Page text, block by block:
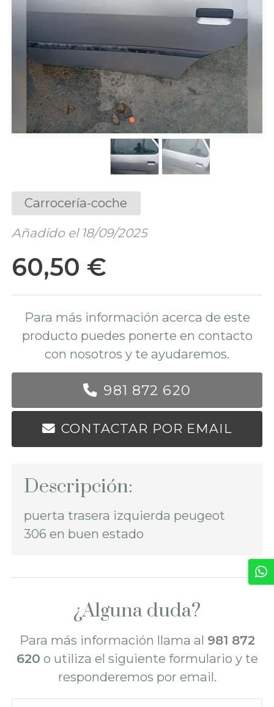
Carrocería-coche
Añadido el 18/09/2025
60,50 €
Para más información acerca de este
producto puedes ponerte en contacto
con nosotros y te ayudaremos.
981 872 620
CONTACTAR POR EMAIL
Descripción:
puerta trasera izquierda peugeot
306 en buen estado
¿Alguna duda?
Para más información llama al 981 872
620 o utiliza el siguiente formulario y te
responderemos por email.